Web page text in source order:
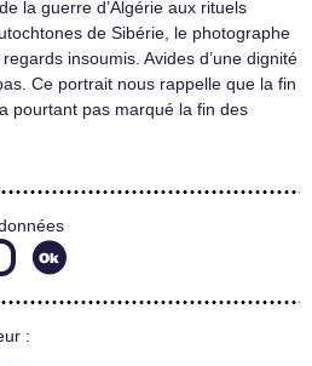
la guerre d’Algérie aux rituels
de Sibérie, le photographe
insoumis. Avides d’une dignité
Ce portrait nous rappelle que la fin
pourtant pas marqué la fin des
: